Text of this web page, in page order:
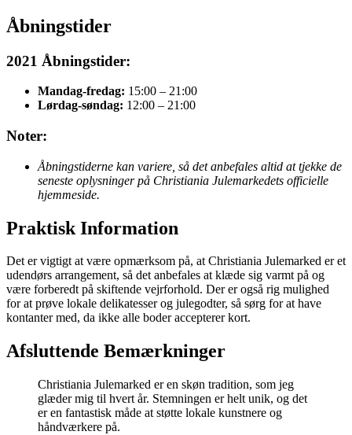
Åbningstider
2021 Åbningstider:
Mandag-fredag: 15:00 – 21:00
Lørdag-søndag: 12:00 – 21:00
Noter:
Åbningstiderne kan variere, så det anbefales altid at tjekke de
seneste oplysninger på Christiania Julemarkedets officielle
hjemmeside.
Praktisk Information
Det er vigtigt at være opmærksom på, at Christiania Julemarked er et
udendørs arrangement, så det anbefales at klæde sig varmt på og
være forberedt på skiftende vejrforhold. Der er også rig mulighed
for at prøve lokale delikatesser og julegodter, så sørg for at have
kontanter med, da ikke alle boder accepterer kort.
Afsluttende Bemærkninger
Christiania Julemarked er en skøn tradition, som jeg
glæder mig til hvert år. Stemningen er helt unik, og det
er en fantastisk måde at støtte lokale kunstnere og
håndværkere på.